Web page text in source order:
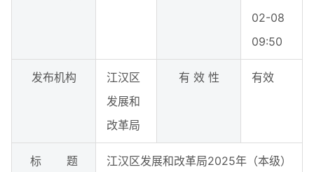
02-08
09:50
发布机构
江汉区
发展和
改革局
有 效 性 有效
标 题
江汉区发展和改革局2025年（本级）